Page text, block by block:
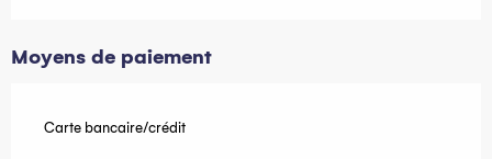
Moyens de paiement
Carte bancaire/crédit